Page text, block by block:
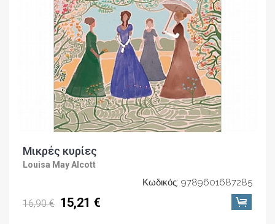
Μικρές κυρίες
Louisa May Alcott
Κωδικός: 9789601687285
16,90 € 15,21 €